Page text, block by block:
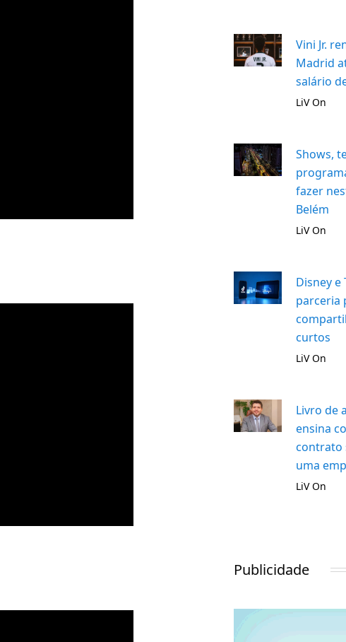
Vini Jr.
Madrid
salário
LiV On
Shows,
fazer
Belém
LiV On
Disney e
parceria
curtos
LiV On
Livro de
ensina
contrato
uma
LiV On
Publicidade